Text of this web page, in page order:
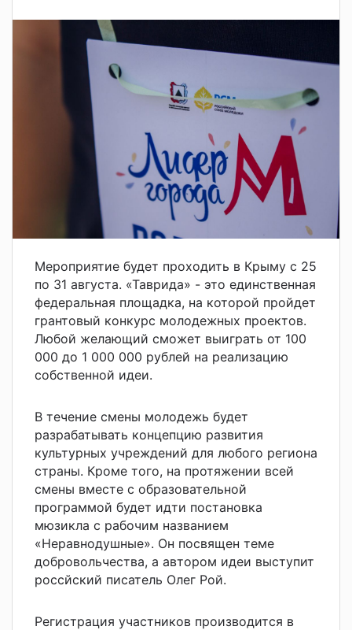
Мероприятие будет проходить в Крыму с 25
по 31 августа. «Таврида» - это единственная
федеральная площадка, на которой пройдет
грантовый конкурс молодежных проектов.
Любой желающий сможет выиграть от 100
000 до 1 000 000 рублей на реализацию
собственной идеи.
В течение смены молодежь будет
разрабатывать концепцию развития
культурных учреждений для любого региона
страны. Кроме того, на протяжении всей
смены вместе с образовательной
программой будет идти постановка
мюзикла с рабочим названием
«Неравнодушные». Он посвящен теме
добровольчества, а автором идеи выступит
россйский писатель Олег Рой.
Регистрация участников производится в